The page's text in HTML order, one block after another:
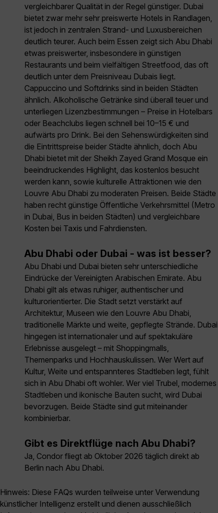
vergleichbarer Qualität in der Regel günstiger. Dubai
bietet zwar mehr sehr preiswerte Hotels in Randlagen,
ist jedoch in zentralen Strand- und Luxusbereichen
deutlich teurer. Auch beim Essen zeigt sich Abu Dhabi
etwas preiswerter, insbesondere in günstigen
Restaurants und beim vielfältigen Streetfood, das oft
deutlich unter dem Preisniveau Dubais liegt.
Cappuccino und Softdrinks sind in beiden Städten
ähnlich. Alkoholische Getränke sind überall teuer und
unterliegen Lizenzbestimmungen – Preise in Hotelbars
oder Beachclubs liegen schnell bei 10–15 € und
aufwärts pro Drink. Bei den Sehenswürdigkeiten sind
die Eintrittspreise beider Städte ähnlich, doch Abu
Dhabi bietet mit der Sheikh Zayed Grand Mosque ein
beeindruckendes Highlight, das kostenlos besucht
werden kann, sowie kulturelle Attraktionen wie den
Louvre Abu Dhabi zu moderaten Preisen. Beide Städte
haben recht günstige Öffentliche Verkehrsmittel (Metro
in Dubai, Bus in beiden Städten) und vergleichbare
Kosten bei Taxis und Fahrdiensten.
Abu Dhabi oder Dubai - was ist besser?
Abu Dhabi und Dubai bieten sehr unterschiedliche
Eindrücke der Vereinigten Arabischen Emirate. Abu
Dhabi gilt als etwas ruhiger, authentischer und
kulturorientierter. Die Stadt setzt verstärkt auf
Architektur, Museen wie den Louvre Abu Dhabi,
traditionelle Märkte und weite, gepflegte Strände. Dubai
hingegen ist internationaler und auf spektakuläre
Erlebnisse ausgelegt – mit Shoppingmalls,
Themenparks und Hochhauskulissen. Wer Wert auf
Kultur, Weite und entspannteres Stadtleben legt, fühlt
sich in Abu Dhabi oft wohler. Wer viel Trubel, modernes
Stadtleben und ikonische Bauten sucht, wird Dubai
bevorzugen. Beide Städte sind gut miteinander
kombinierbar.
Gibt es Direktflüge nach Abu Dhabi?
Ja, Condor fliegt ab Oktober 2026 täglich direkt ab
Berlin nach Abu Dhabi.
Hinweis: Diese FAQs wurden teilweise unter Verwendung
künstlicher Intelligenz erstellt und dienen ausschließlich